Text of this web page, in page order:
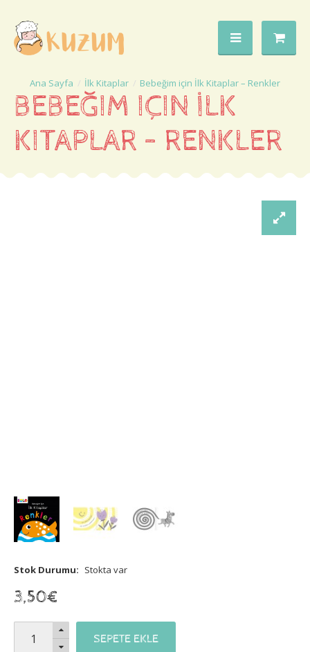
İlk Kitaplar Bebeğim için İlk Kitaplar – Renkler
BEBEĞIM IÇIN İLK
KITAPLAR – RENKLER
Stok Durumu: Stokta var
3,50€
SEPETE EKLE